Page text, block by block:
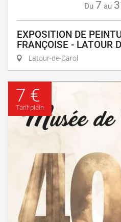
Du 7 au
EXPOSITION DE
FRANÇOISE - LATOUR
Latour-de-Carol
7 €
Tarif plein